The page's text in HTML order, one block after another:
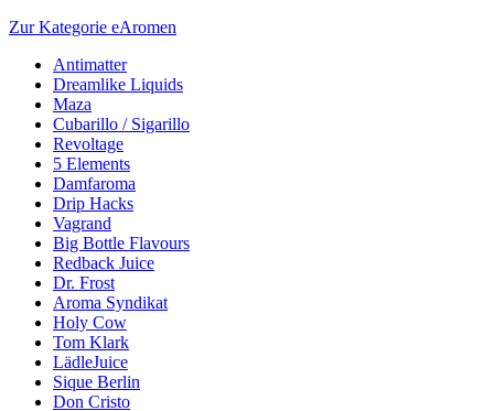
Zur Kategorie eAromen
Antimatter
Dreamlike Liquids
Maza
Cubarillo / Sigarillo
Revoltage
5 Elements
Damfaroma
Drip Hacks
Vagrand
Big Bottle Flavours
Redback Juice
Dr. Frost
Aroma Syndikat
Holy Cow
Tom Klark
LädleJuice
Sique Berlin
Don Cristo